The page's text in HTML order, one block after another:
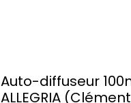
Auto-diffuseur
ALLEGRIA